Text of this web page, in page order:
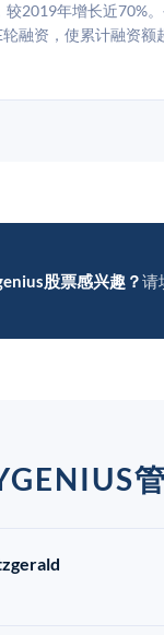
较2019年增长近70%
融资，使累计融资额
股票感兴趣？请